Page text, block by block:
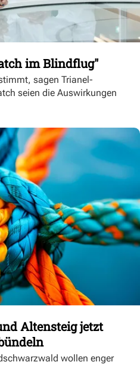
im Blindflug"
sagen Trianel-
seien die Auswirkungen
Altensteig jetzt
wollen enger